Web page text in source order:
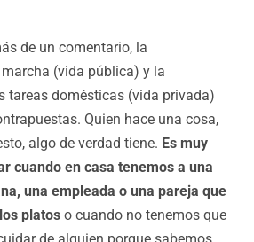
de un comentario, la
(vida pública) y la
tareas domésticas (vida privada)
Quien hace una cosa,
algo de verdad tiene. Es muy
cuando en casa tenemos a una
una empleada o una pareja que
platos o cuando no tenemos que